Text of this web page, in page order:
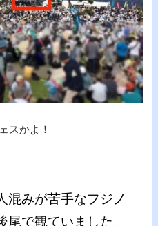
スかよ！
混みが苦手なフジノ
で観ていました。